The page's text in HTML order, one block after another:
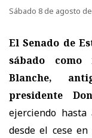
Sábado 8 de agosto
El Senado de
sábado
Blanche,
presidente
ejerciendo
desde el cese